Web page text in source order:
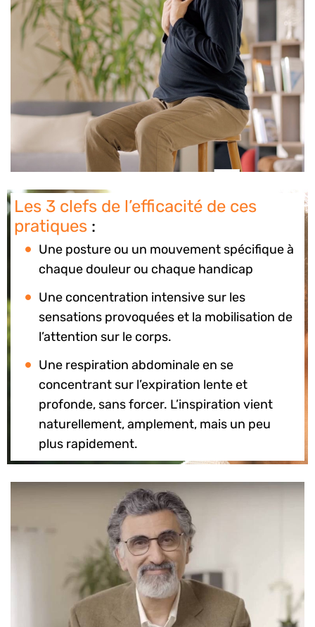
Les 3 clefs de l’efficacité de ces
pratiques :
Une posture ou un mouvement spécifique à
chaque douleur ou chaque handicap
Une concentration intensive sur les
sensations provoquées et la mobilisation de
l’attention sur le corps.
Une respiration abdominale en se
concentrant sur l’expiration lente et
profonde, sans forcer. L’inspiration vient
naturellement, amplement, mais un peu
plus rapidement.